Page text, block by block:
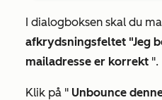
I dialogboksen skal du
afkrydsningsfeltet "Jeg
mailadresse er korrekt ".
Klik på " Unbounce